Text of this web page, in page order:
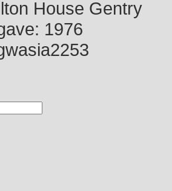
House Gentry
1976